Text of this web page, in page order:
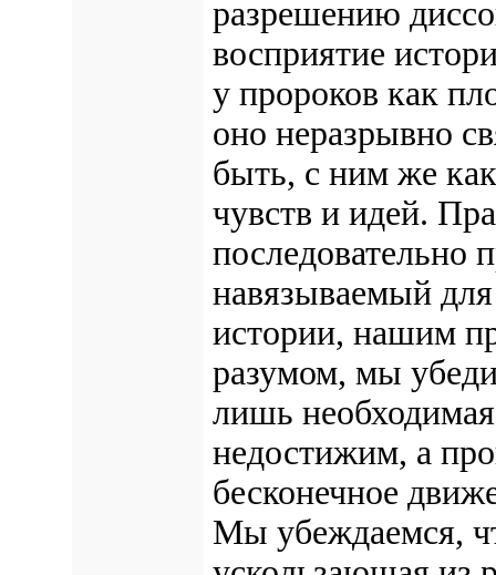
разрешению
восприятие
у пророков как
оно неразрывно
быть, с ним же
чувств и идей.
последовательно
навязываемый
истории, нашим
разумом, мы
лишь
недостижим, а
бесконечное
Мы убеждаемся,